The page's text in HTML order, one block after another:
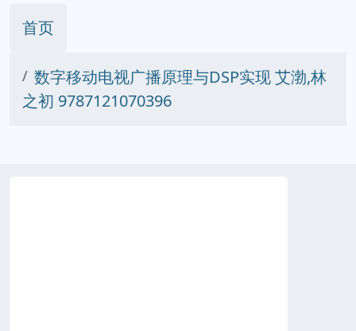
首页
数字移动电视广播原理与DSP实现 艾渤,林
之初 9787121070396